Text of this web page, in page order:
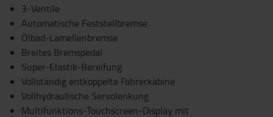
3-Ventile
Automatische Feststellbremse
Ölbad-Lamellenbremse
Breites Bremspedal
Super-Elastik-Bereifung
Vollständig entkoppelte Fahrerkabine
Vollhydraulische Servolenkung
Multifunktions-Touchscreen-Display mit